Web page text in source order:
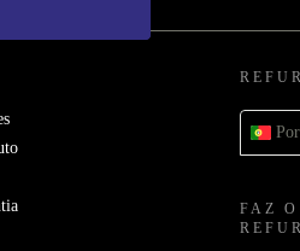
FAZ